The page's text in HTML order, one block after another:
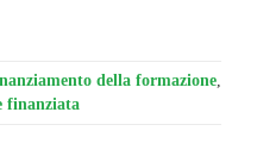
della formazione
finanziata